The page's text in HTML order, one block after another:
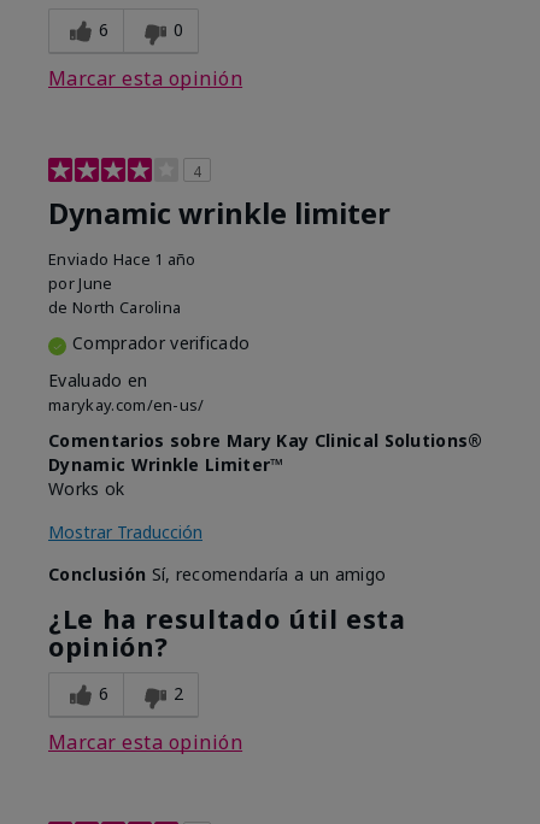
6 0
Marcar esta opinión
4
Dynamic wrinkle limiter
Enviado Hace 1 año
por June
de North Carolina
Comprador verificado
Evaluado en
marykay.com/en-us/
Comentarios sobre Mary Kay Clinical Solutions®
Dynamic Wrinkle Limiter™
Works ok
Mostrar Traducción
Conclusión Sí, recomendaría a un amigo
¿Le ha resultado útil esta
opinión?
6 2
Marcar esta opinión